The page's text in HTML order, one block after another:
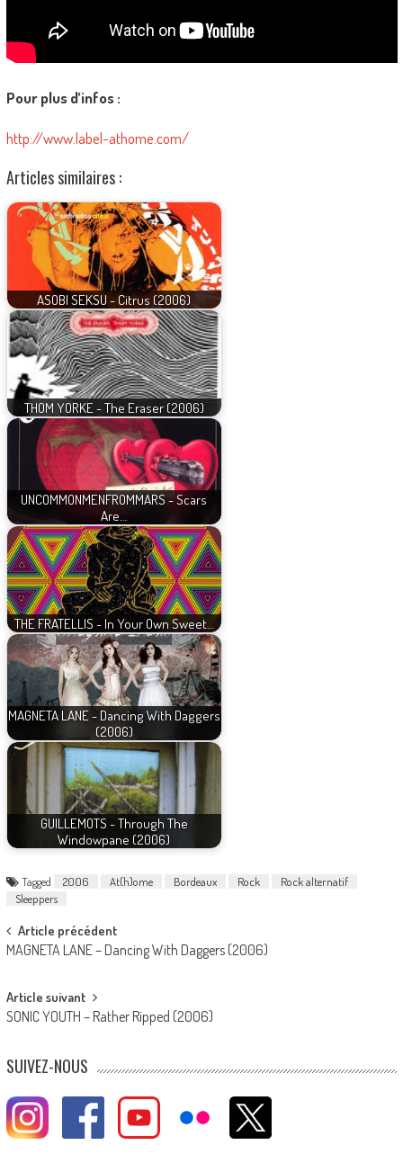
Pour plus d’infos :
http://www.label-athome.com/
Articles similaires :
ASOBI SEKSU - Citrus (2006)
THOM YORKE - The Eraser (2006)
UNCOMMONMENFROMMARS - Scars
Are…
THE FRATELLIS - In Your Own Sweet…
MAGNETA LANE - Dancing With Daggers
(2006)
GUILLEMOTS - Through The
Windowpane (2006)
Tagged 2006 At(h)ome Bordeaux Rock
Rock alternatif
Sleeppers
Post
navigation
Article précédent
MAGNETA LANE – Dancing With Daggers (2006)
Article suivant
SONIC YOUTH – Rather Ripped (2006)
SUIVEZ-NOUS